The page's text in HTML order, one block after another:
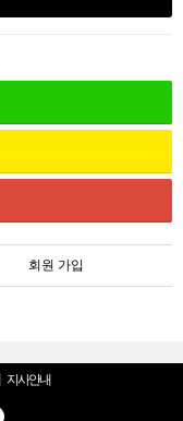
회원 가입
지사안내